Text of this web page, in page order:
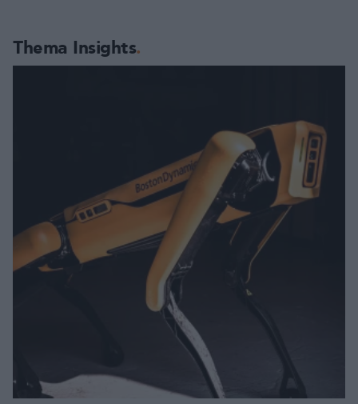
Thema Insights